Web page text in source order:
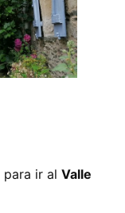
para ir al Valle